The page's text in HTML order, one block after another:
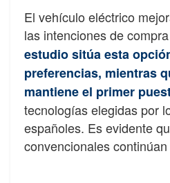
El vehículo eléctrico
las intenciones de
estudio sitúa esta
preferencias, mientras
mantiene el primer
tecnologías elegidas por
españoles. Es evidente
convencionales